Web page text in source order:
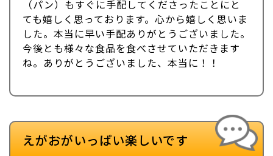
（パン）もすぐに手配してくださったことにと
ても嬉しく思っております。心から嬉しく思いま
した。本当に早い手配ありがとうございました。
今後とも様々な食品を食べさせていただきます
ね。ありがとうございました、本当に！！
えがおがいっぱい楽しいです